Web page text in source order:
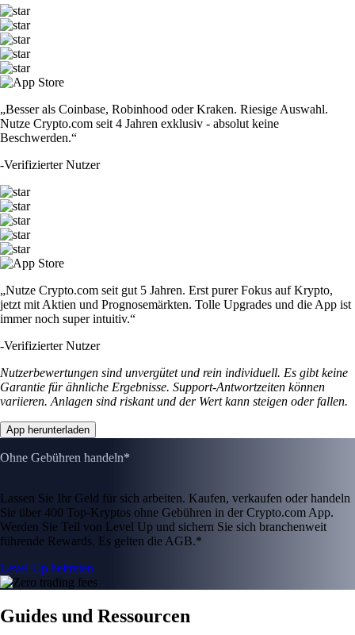
„Besser als Coinbase, Robinhood oder Kraken. Riesige Auswahl.
Nutze Crypto.com seit 4 Jahren exklusiv - absolut keine
Beschwerden.“
-Verifizierter Nutzer
„Nutze Crypto.com seit gut 5 Jahren. Erst purer Fokus auf Krypto,
jetzt mit Aktien und Prognosemärkten. Tolle Upgrades und die App ist
immer noch super intuitiv.“
-Verifizierter Nutzer
Nutzerbewertungen sind unvergütet und rein individuell. Es gibt keine
Garantie für ähnliche Ergebnisse. Support-Antwortzeiten können
variieren. Anlagen sind riskant und der Wert kann steigen oder fallen.
App herunterladen
Ohne Gebühren handeln*
Lassen Sie Ihr Geld für sich arbeiten. Kaufen, verkaufen oder handeln
Sie über 400 Top-Kryptos ohne Gebühren in der Crypto.com App.
Werden Sie Teil von Level Up und sichern Sie sich branchenweit
führende Rewards. Es gelten die AGB.*
Level Up beitreten
Guides und Ressourcen